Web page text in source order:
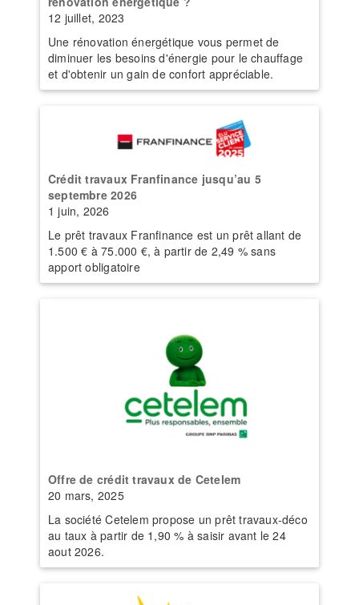
12 juillet, 2023
Une rénovation énergétique vous permet de
diminuer les besoins d'énergie pour le chauffage
et d'obtenir un gain de confort appréciable.
Crédit travaux Franfinance jusqu’au 5
septembre 2026
1 juin, 2026
Le prêt travaux Franfinance est un prêt allant de
1.500 € à 75.000 €, à partir de 2,49 % sans
apport obligatoire
Offre de crédit travaux de Cetelem
20 mars, 2025
La société Cetelem propose un prêt travaux-déco
au taux à partir de 1,90 % à saisir avant le 24
aout 2026.